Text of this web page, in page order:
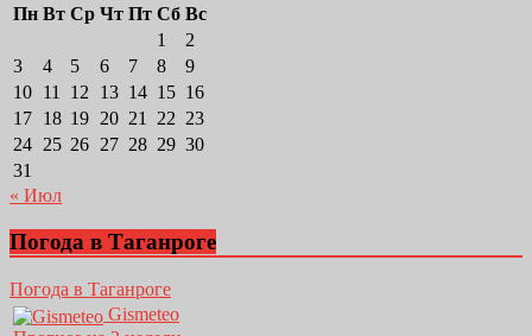
Пн Вт Ср Чт Пт Сб Вс
1
2
3
4 5 6 7 8
9
10 11 12 13 14 15 16
17 18 19 20 21 22 23
24 25 26 27 28 29 30
31
« Июл
Погода в Таганроге
Погода в Таганроге
Gismeteo